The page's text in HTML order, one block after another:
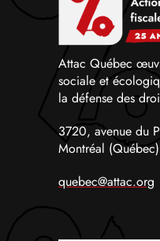
Attac Québec
sociale et
la défense des
3720, avenue du
Montréal
quebec@attac.org